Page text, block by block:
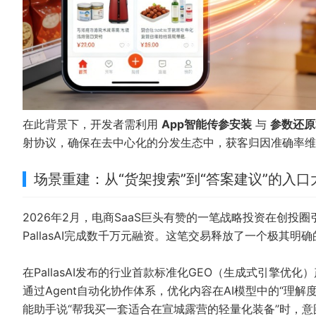
在此背景下，开发者需利用 App智能传参安装 与 参数还
射协议，确保在去中心化的分发生态中，获客归因准确率
场景重建：从“货架搜索”到“答案建议”的入口
2026年2月，电商SaaS巨头有赞的一笔战略投资在创投
PallasAI完成数千万元融资。这笔交易释放了一个极其明
在PallasAI发布的行业首款标准化GEO（生成式引擎优化
通过Agent自动化协作体系，优化内容在AI模型中的“理解
能助手说“帮我买一套适合在宣城露营的轻量化装备”时，